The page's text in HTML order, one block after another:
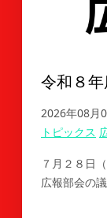
令和８
2026年08月
トピックス
７月２８日
広報部会の